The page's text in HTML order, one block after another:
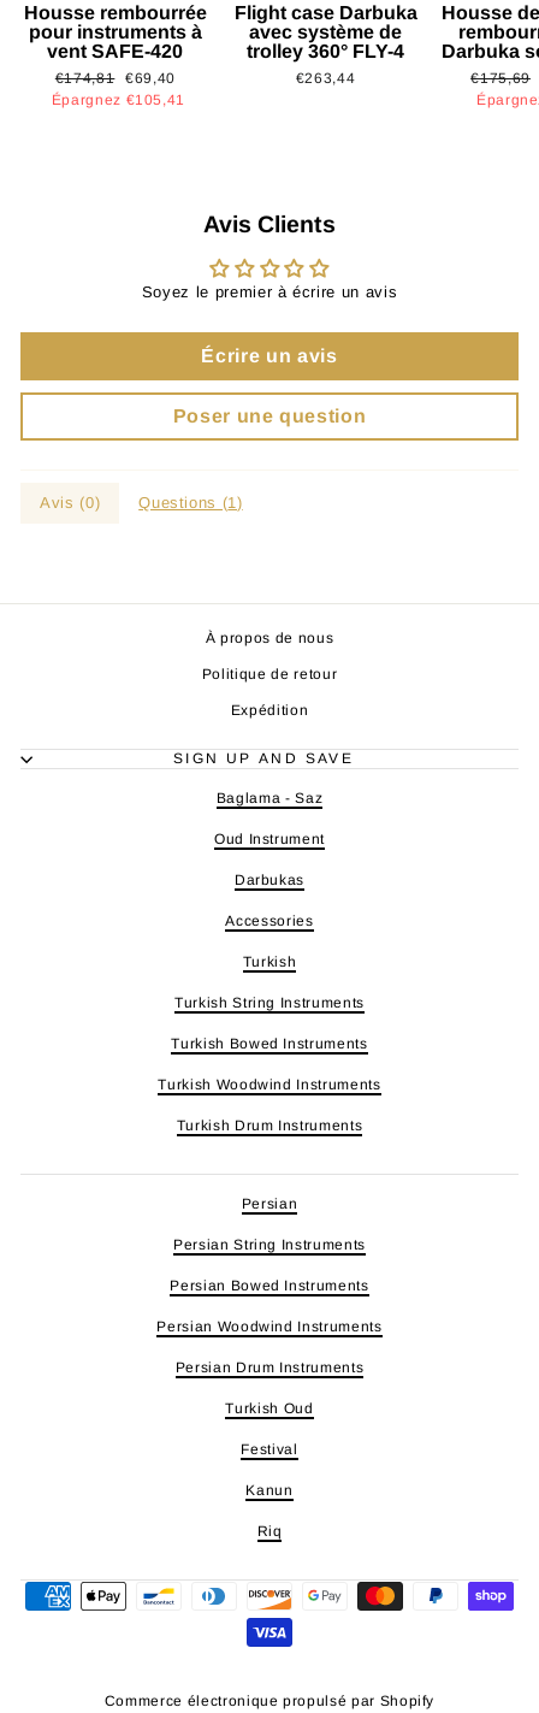
Housse rembourrée
pour instruments à
vent SAFE-420
Prix
régulier
€174,81
Prix
réduit
€69,40
Épargnez €105,41
Flight case Darbuka
avec système de
trolley 360° FLY-4
€263,44
Housse
Darbuka
Prix
régulier
€175,69
Avis Clients
Soyez le premier à écrire un avis
Écrire un avis
Poser une question
Avis (0) Questions (1)
À propos de nous
Politique de retour
Expédition
SIGN UP AND SAVE
Baglama - Saz
Oud Instrument
Darbukas
Accessories
Turkish
Turkish String Instruments
Turkish Bowed Instruments
Turkish Woodwind Instruments
Turkish Drum Instruments
Persian
Persian String Instruments
Persian Bowed Instruments
Persian Woodwind Instruments
Persian Drum Instruments
Turkish Oud
Festival
Kanun
Riq
Commerce électronique propulsé par Shopify